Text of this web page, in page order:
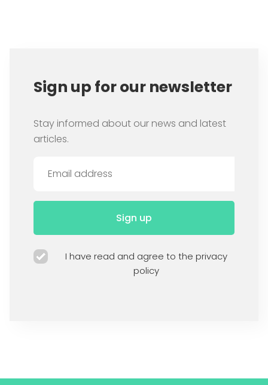
Sign up for our newsletter
Stay informed about our news and latest
articles.
Sign up
I have read and agree to the privacy
policy